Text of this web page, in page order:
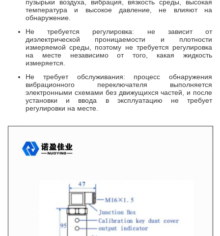
пузырьки воздуха, вибрация, вязкость среды, высокая
температура и высокое давление, не влияют на
обнаружение.
Не требуется регулировка: не зависит от
диэлектрической проницаемости и плотности
измеряемой среды, поэтому не требуется регулировка
на месте независимо от того, какая жидкость
измеряется.
Не требует обслуживания: процесс обнаружения
вибрационного переключателя выполняется
электронными схемами без движущихся частей, и после
установки и ввода в эксплуатацию не требует
регулировки на месте.